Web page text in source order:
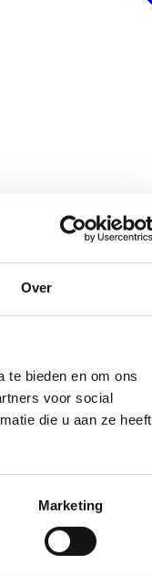
Over
te bieden en om ons
voor social
die u aan ze heeft
Marketing